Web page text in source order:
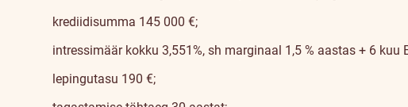
krediidisumma 145 000 €;
intressimäär kokku 3,551%, sh marginaal 1,5 % aastas + 6
lepingutasu 190 €;